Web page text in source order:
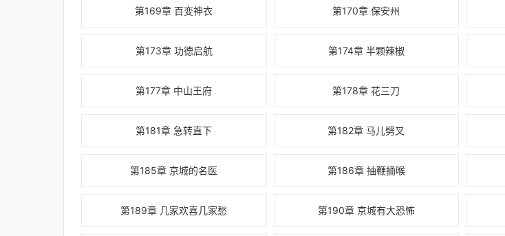
第169章 百变神衣 第170章 保安州
第173章 功德启航 第174章 半颗辣椒
第177章 中山王府 第178章 花三刀
第181章 急转直下 第182章 马儿劈叉
第185章 京城的名医 第186章 抽鞭捅喉
第189章 几家欢喜几家愁 第190章 京城有大恐怖